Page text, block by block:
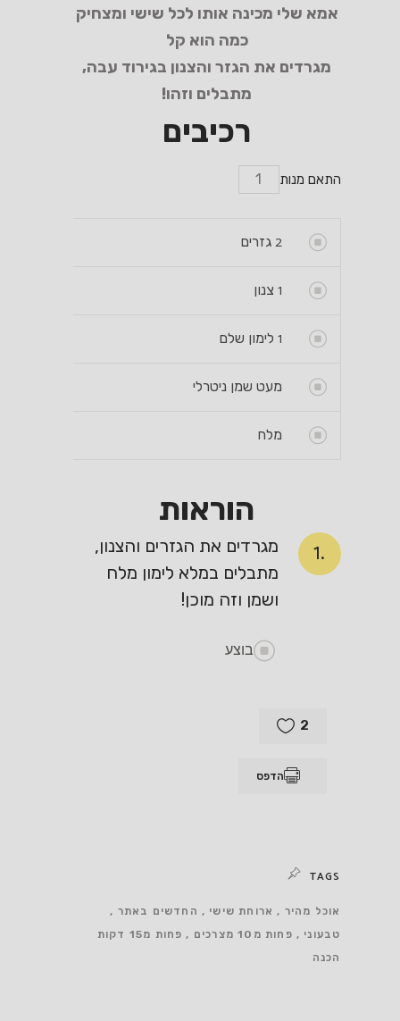
אמא שלי מכינה אותו לכל שישי ומצחיק
כמה הוא קל
מגרדים את הגזר והצנון בגירוד עבה,
מתבלים וזהו!
רכיבים
התאם מנות
2 גזרים
1 צנון
1 לימון שלם
מעט שמן ניטרלי
מלח
הוראות
1.
מגרדים את הגזרים והצנון,
מתבלים במלא לימון מלח
ושמן וזה מוכן!
בוצע
2
הדפס
TAGS
אוכל מהיר ארוחת שישי
החדשים באתר
טבעוני
פחות מ10 מצרכים
פחות מ15 דקות
הכנה